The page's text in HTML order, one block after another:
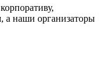
а наши организаторы